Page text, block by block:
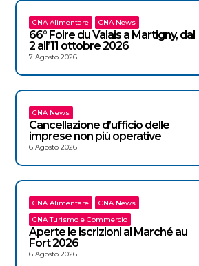
CNA Alimentare CNA News
66° Foire du Valais a Martigny, dal
2 all’11 ottobre 2026
7 Agosto 2026
CNA News
Cancellazione d’ufficio delle
imprese non più operative
6 Agosto 2026
CNA Alimentare
CNA News
CNA Turismo e Commercio
Aperte le iscrizioni al Marché au
Fort 2026
6 Agosto 2026